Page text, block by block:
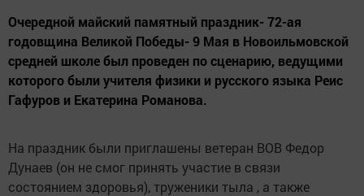
Очередной майский памятный праздник- 72-ая
годовщина Великой Победы- 9 Мая в Новоильмовской
средней школе был проведен по сценарию, ведущими
которого были учителя физики и русского языка Реис
Гафуров и Екатерина Романова.
На праздник были приглашены ветеран ВОВ Федор
Дунаев (он не смог принять участие в связи
состоянием здоровья), труженики тыла , а также